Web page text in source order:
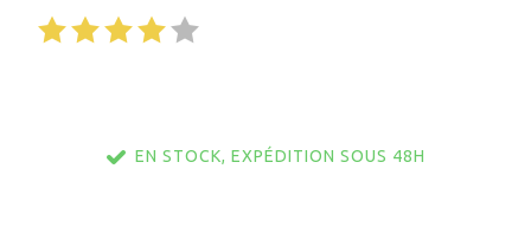
EN STOCK, EXPÉDITION SOUS 48H